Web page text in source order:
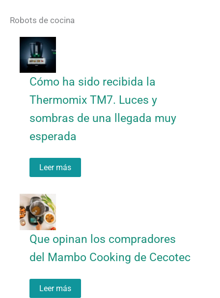
Robots de cocina
Cómo ha sido recibida la
Thermomix TM7. Luces y
sombras de una llegada muy
esperada
Leer más
Que opinan los compradores
del Mambo Cooking de Cecotec
Leer más